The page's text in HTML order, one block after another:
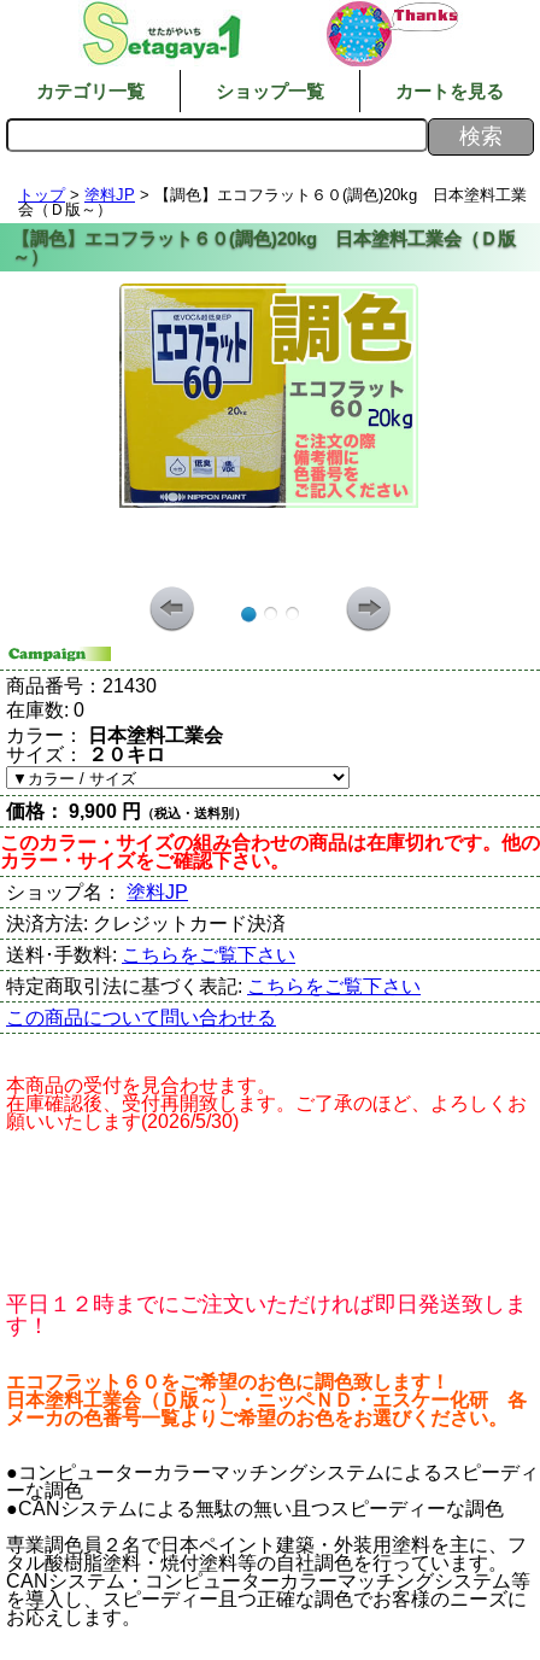
カテゴリ一覧 ショップ一覧 カートを見る
トップ> 塗料JP > 【調色】エコフラット６０(調色)20kg 日本塗料工業
会（Ｄ版～）
商品番号： 21430
在庫数: 0
カラー：
日本塗料工業会
サイズ：
２０キロ
価格： 9,900 円 （税込・送料別）
このカラー・サイズの組み合わせの商品は在庫切れです。他の
カラー・サイズをご確認下さい。
ショップ名： 塗料JP
決済方法: クレジットカード決済
送料･手数料: こちらをご覧下さい
特定商取引法に基づく表記: こちらをご覧下さい
この商品について問い合わせる
本商品の受付を見合わせます。
在庫確認後、受付再開致します。ご了承のほど、よろしくお
願いいたします(2026/5/30)
平日１２時までにご注文いただければ即日発送致しま
す！
エコフラット６０をご希望のお色に調色致します！
日本塗料工業会（Ｄ版～）・ニッペＮＤ・エスケー化研 各
メーカの色番号一覧よりご希望のお色をお選びください。
●コンピューターカラーマッチングシステムによるスピーディ
ーな調色
●CANシステムによる無駄の無い且つスピーディーな調色
専業調色員２名で日本ペイント建築・外装用塗料を主に、フ
タル酸樹脂塗料・焼付塗料等の自社調色を行っています。
CANシステム・コンピューターカラーマッチングシステム等
を導入し、スピーディー且つ正確な調色でお客様のニーズに
お応えします。